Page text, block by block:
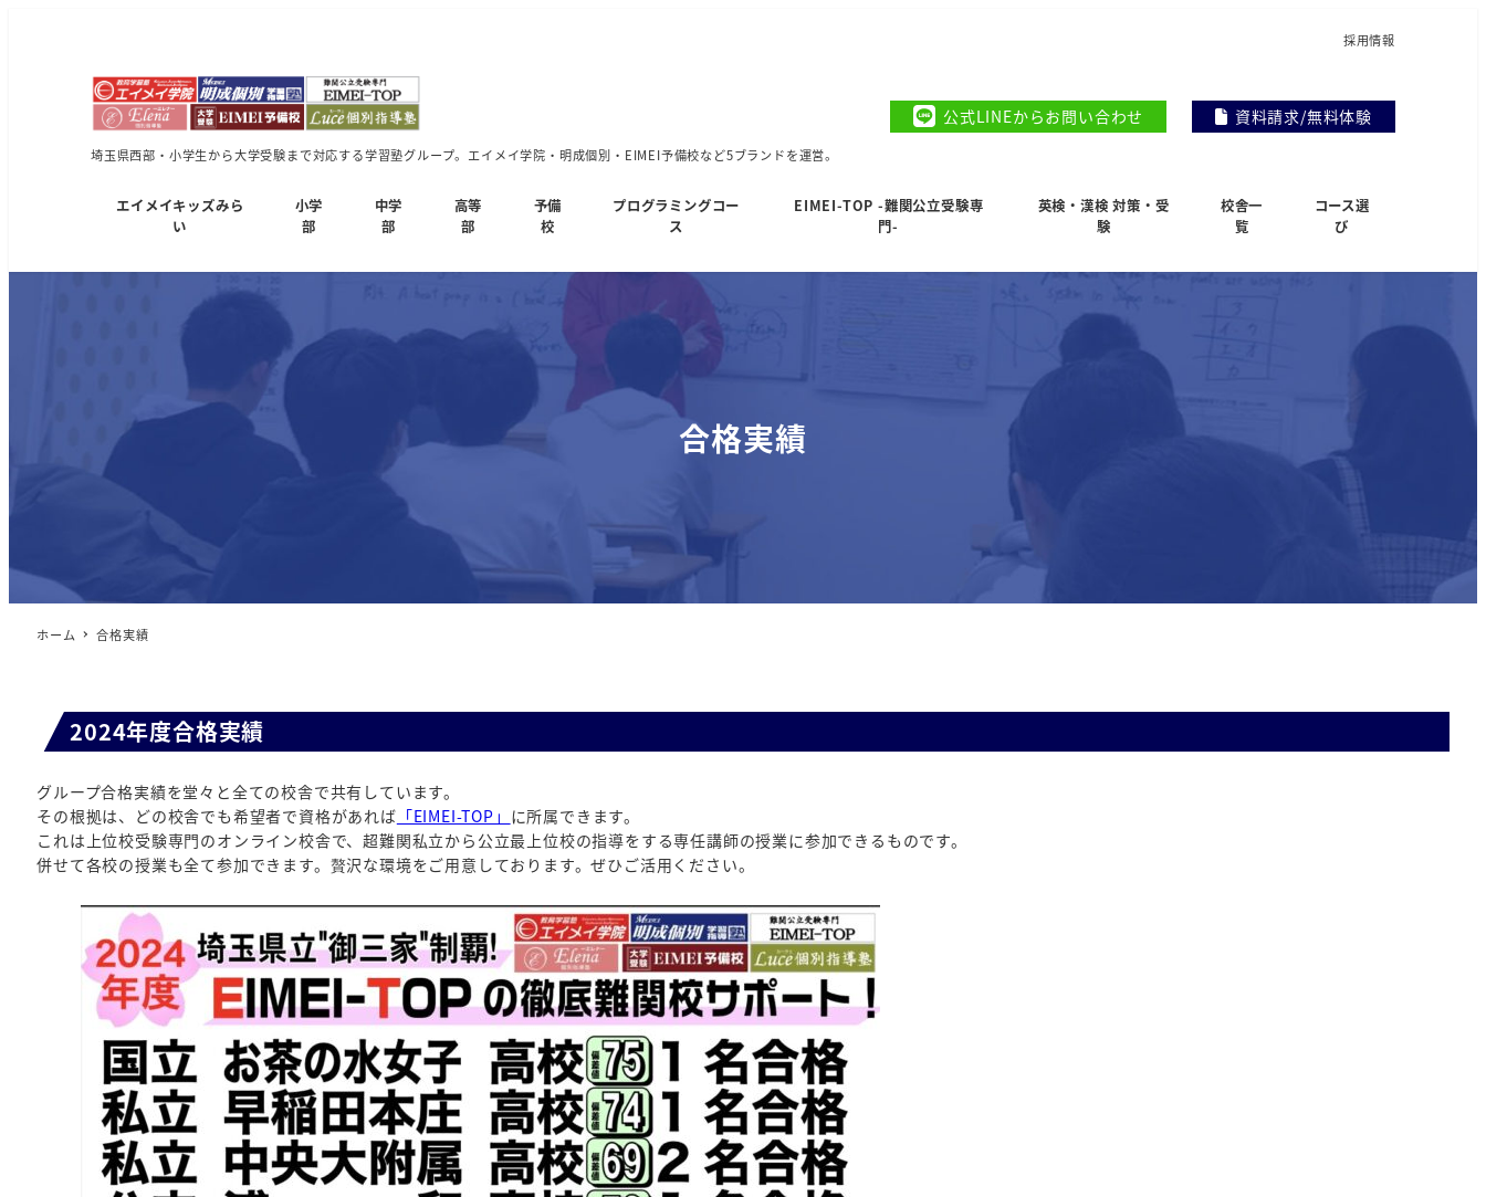
採用情報
埼玉県西部・小学生から大学受験まで対応する学習塾グループ。エイメイ学院・明成個別・EIMEI予備校など5ブランドを運営。
公式LINEからお問い合わせ 資料請求/無料体験
エイメイキッズみら
い
小学
部
中学
部
高等
部
予備
校
プログラミングコー
ス
EIMEI-TOP -難関公立受験専
門-
英検・漢検 対策・受
験
校舎一
覧
コース選
び
合格実績
ホーム 合格実績
2024年度合格実績
グループ合格実績を堂々と全ての校舎で共有しています。
その根拠は、どの校舎でも希望者で資格があれば 「EIMEI-TOP」 に所属できます。
これは上位校受験専門のオンライン校舎で、超難関私立から公立最上位校の指導をする専任講師の授業に参加できるものです。
併せて各校の授業も全て参加できます。贅沢な環境をご用意しております。ぜひご活用ください。